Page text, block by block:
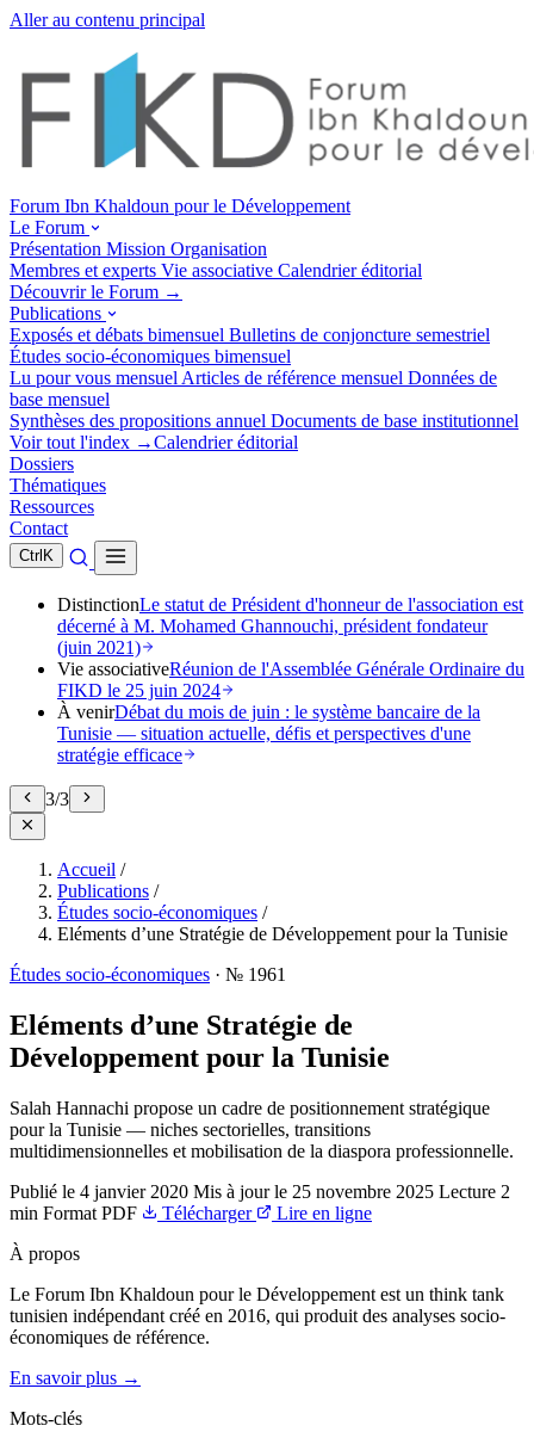
Aller au contenu principal
Forum Ibn Khaldoun pour le Développement
Le Forum
Présentation Mission Organisation
Membres et experts Vie associative Calendrier éditorial
Découvrir le Forum →
Publications
Exposés et débats bimensuel Bulletins de conjoncture semestriel
Études socio-économiques bimensuel
Lu pour vous mensuel Articles de référence mensuel Données de
base mensuel
Synthèses des propositions annuel Documents de base institutionnel
Voir tout l'index →Calendrier éditorial
Dossiers
Thématiques
Ressources
Contact
Ctrl K
DistinctionLe statut de Président d'honneur de l'association est
décerné à M. Mohamed Ghannouchi, président fondateur
(juin 2021)
Vie associativeRéunion de l'Assemblée Générale Ordinaire du
FIKD le 25 juin 2024
À venirDébat du mois de juin : le système bancaire de la
Tunisie — situation actuelle, défis et perspectives d'une
stratégie efficace
3/3
Accueil /
Publications /
Études socio-économiques /
Eléments d’une Stratégie de Développement pour la Tunisie
Études socio-économiques · № 1961
Eléments d’une Stratégie de
Développement pour la Tunisie
Salah Hannachi propose un cadre de positionnement stratégique
pour la Tunisie — niches sectorielles, transitions
multidimensionnelles et mobilisation de la diaspora professionnelle.
Publié le 4 janvier 2020 Mis à jour le 25 novembre 2025 Lecture 2
min Format PDF Télécharger
Lire en ligne
À propos
Le Forum Ibn Khaldoun pour le Développement est un think tank
tunisien indépendant créé en 2016, qui produit des analyses socio-
économiques de référence.
En savoir plus →
Mots-clés